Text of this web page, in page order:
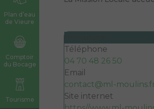
Plan d’eau
de Vieure
Comptoir
du Bocage
Tourisme
Téléphone
04 70 48 26 50
Email
contact@ml-
Site internet